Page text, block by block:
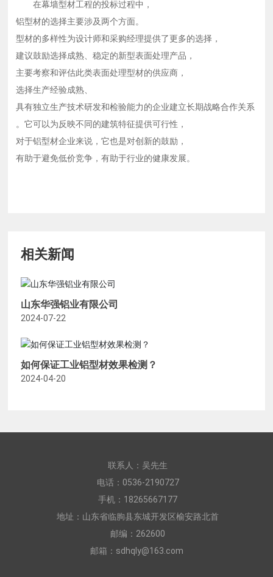
在幕墙型材工程的投标过程中，
铝型材的选择主要涉及两个方面。
型材的多样性为设计师和采购经理提供了更多的选择，
建议鼓励选择成熟、稳定的新型表面处理产品，
主要考察和评估此类表面处理型材的供应商，
选择生产经验成熟、
具有独立生产技术研发和检验能力的企业建立长期战略合作关系
。它可以为反映不同的建筑特征提供可行性，
对于铝型材企业来说，它也是对创新的鼓励，
有助于避免低价竞争，有助于行业的健康发展。
相关新闻
山东华强铝业有限公司
2024-07-22
如何保证工业铝型材效果检测？
2024-04-20
联系人：吴先生
电话： 0536-2190727
手机： 18265667177
地址：山东省临朐县东城开发区榆安路北首
邮编：262600
邮箱： sdhqly@163.com